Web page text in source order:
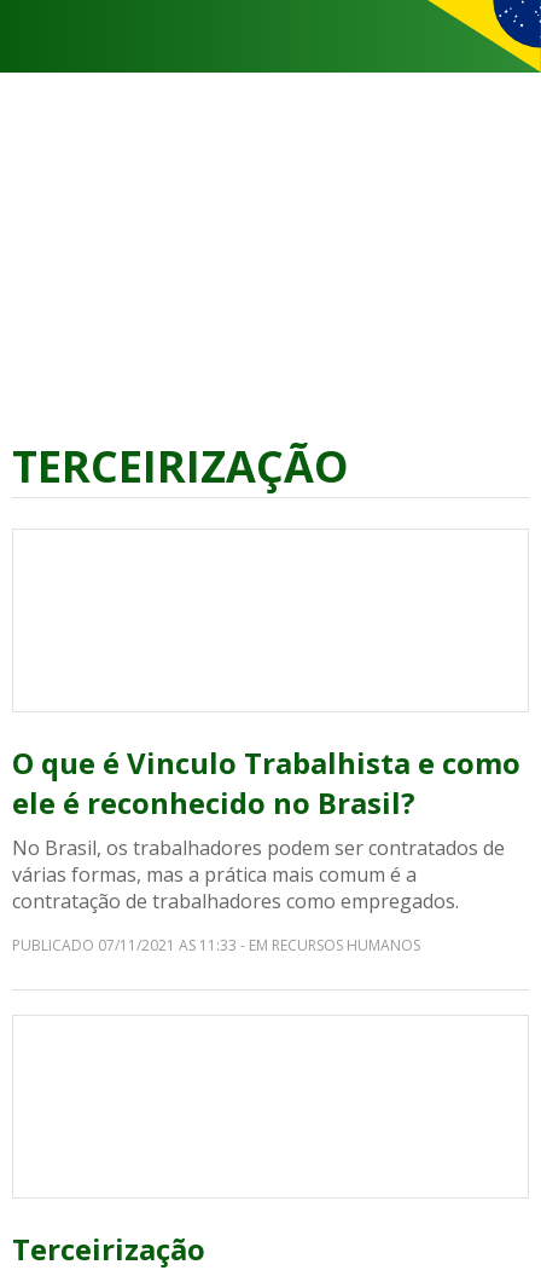
TERCEIRIZAÇÃO
O que é Vinculo Trabalhista e como
ele é reconhecido no Brasil?
No Brasil, os trabalhadores podem ser contratados de
várias formas, mas a prática mais comum é a
contratação de trabalhadores como empregados.
PUBLICADO 07/11/2021 AS 11:33 - EM RECURSOS HUMANOS
Terceirização